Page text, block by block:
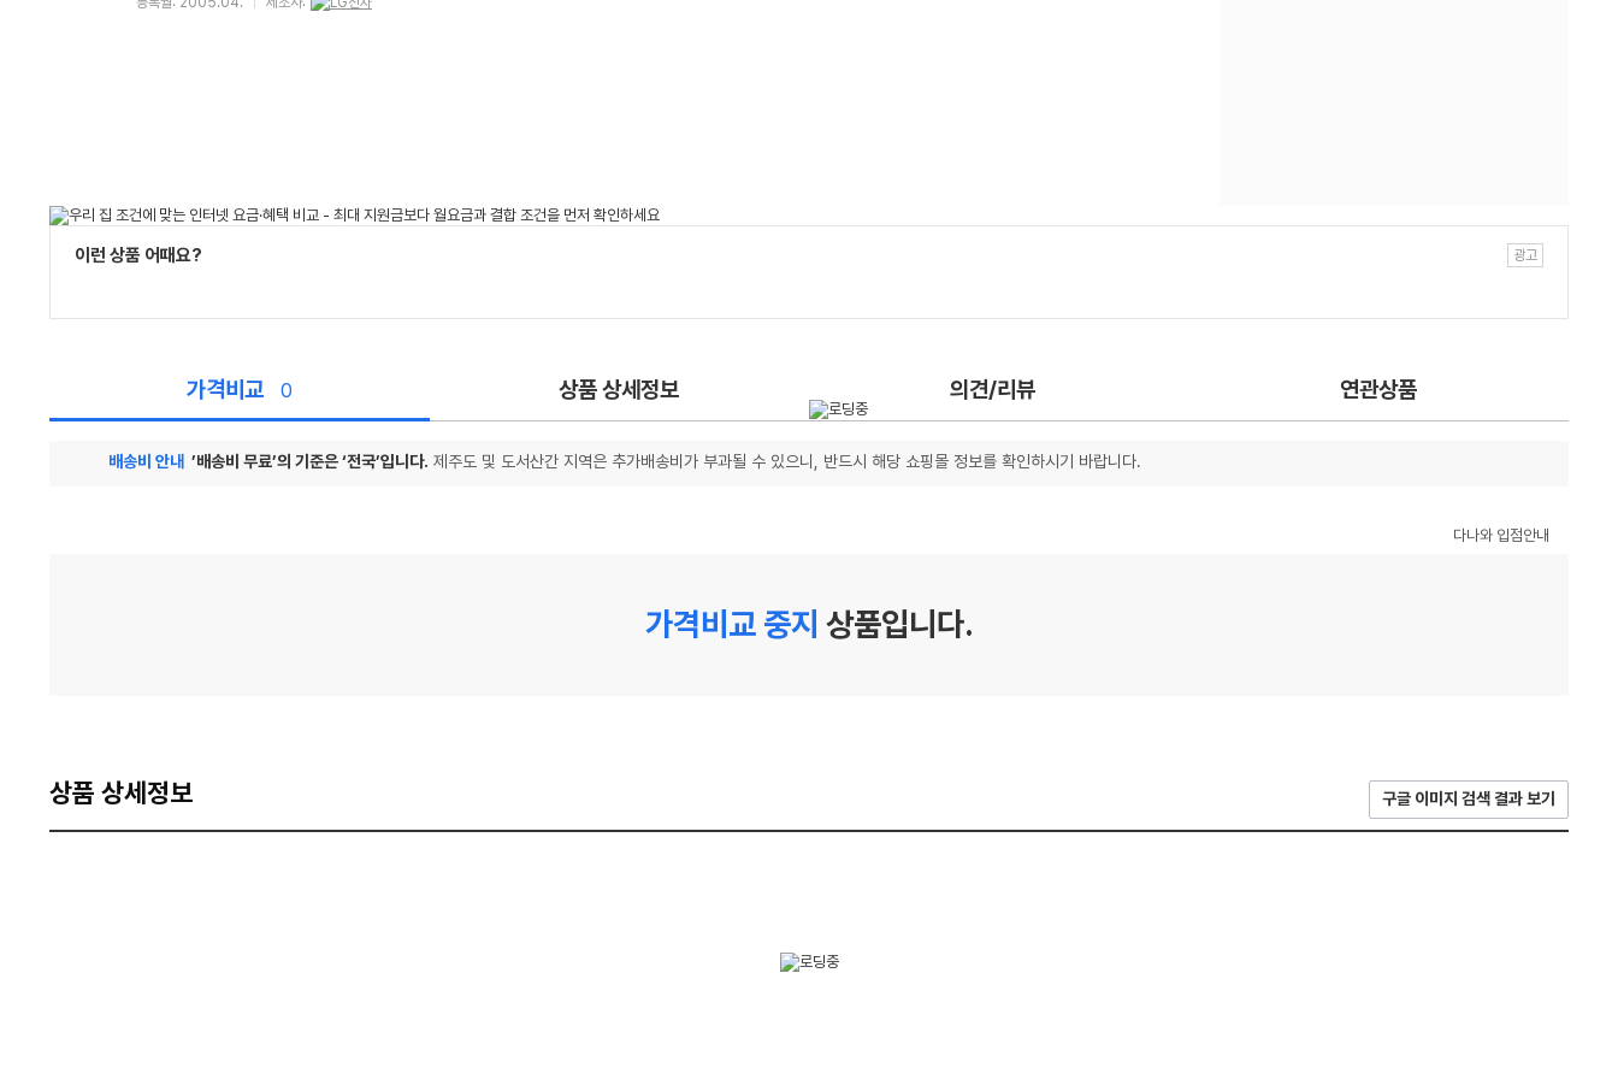
이런 상품 어때요?
가격비교 0 상품 상세정보 의견/리뷰 연관상품
배송비 안내 ’배송비 무료’의 기준은 ‘전국’입니다. 제주도 및 도서산간 지역은 추가배송비가 부과될 수 있으니, 반드시 해당 쇼핑몰 정보를 확인하시기 바랍니다.
다나와 입점안내
가격비교 중지 상품입니다.
상품 상세정보 구글 이미지 검색 결과 보기